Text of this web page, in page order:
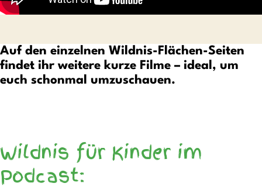
Auf den einzelnen Wildnis-Flächen-Seiten
findet ihr weitere kurze Filme – ideal, um
euch schonmal umzuschauen.
Wildnis für Kinder im
Podcast: